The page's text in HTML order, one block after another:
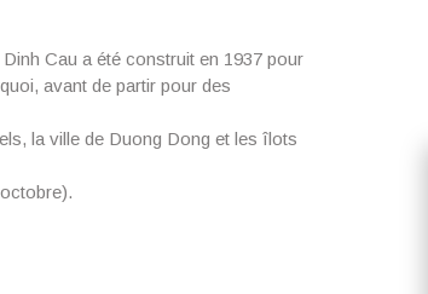
Cau a été construit en 1937 pour
avant de partir pour des
la ville de Duong Dong et les îlots